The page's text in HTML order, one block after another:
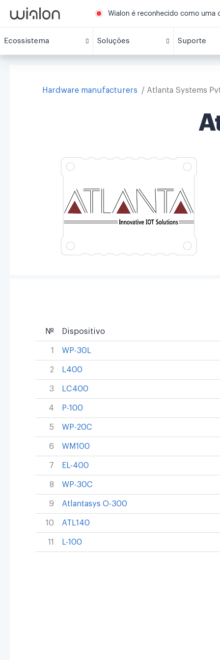
Wialon é reconhecido como uma
Ecossistema Soluções Suporte
Hardware manufacturers Atlanta Systems
№ Dispositivo
1 WP-30L
2 L400
3 LC400
4 P-100
5 WP-20C
6 WM100
7 EL-400
8 WP-30C
9 Atlantasys O-300
10 ATL140
11 L-100